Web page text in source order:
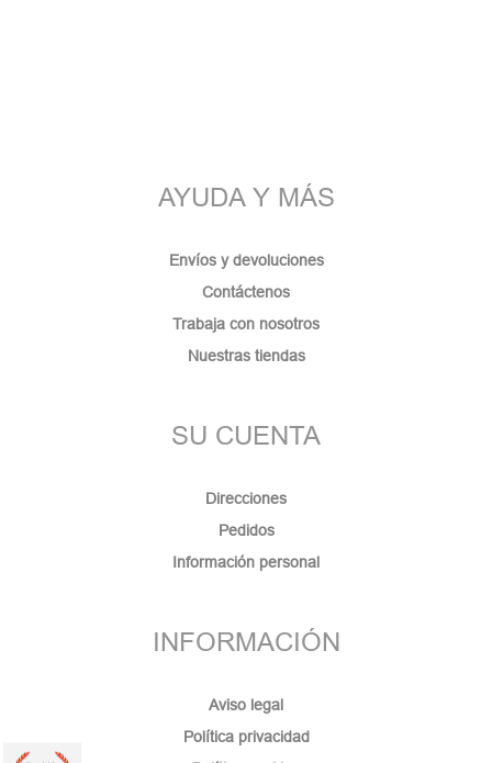
AYUDA Y MÁS
Envíos y devoluciones
Contáctenos
Trabaja con nosotros
Nuestras tiendas
SU CUENTA
Direcciones
Pedidos
Información personal
INFORMACIÓN
Aviso legal
Política privacidad